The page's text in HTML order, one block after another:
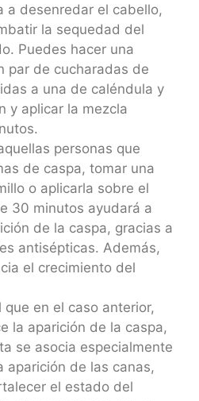
a desenredar el cabello,
la sequedad del
Puedes hacer una
par de cucharadas de
a una de caléndula y
y aplicar la mezcla
personas que
de caspa, tomar una
o aplicarla sobre el
30 minutos ayudará a
de la caspa, gracias a
antisépticas. Además,
el crecimiento del
que en el caso anterior,
la aparición de la caspa,
se asocia especialmente
aparición de las canas,
el estado del